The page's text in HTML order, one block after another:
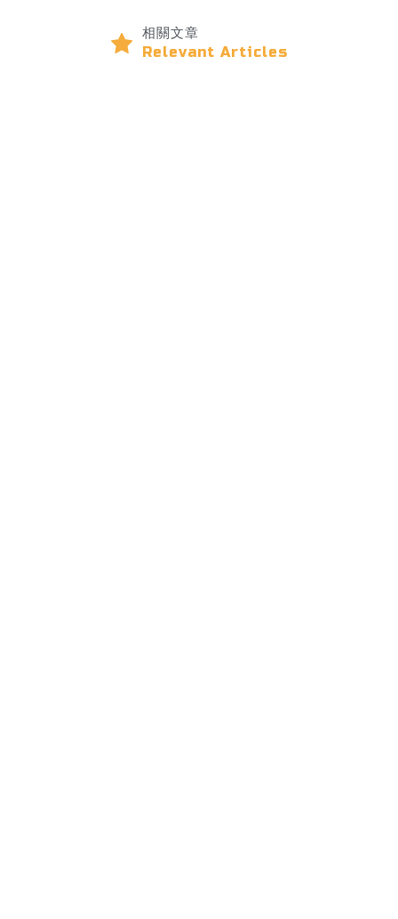
相關文章
Relevant Articles